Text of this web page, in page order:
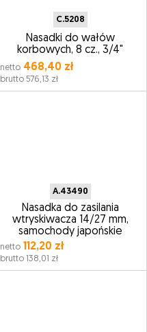
C.5208
Nasadki do wałów
korbowych, 8 cz., 3/4"
netto468,40 zł
brutto 576,13 zł
A.43490
Nasadka do zasilania
wtryskiwacza 14/27 mm,
samochody japońskie
netto112,20 zł
brutto 138,01 zł